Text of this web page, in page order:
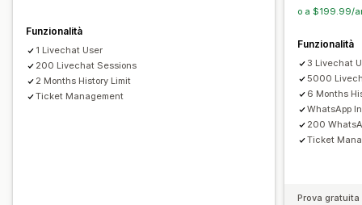
Messaggi di benvenuto
Funzionalità
1 Livechat User
200 Livechat Sessions
2 Months History Limit
Ticket Management
o a $199.99/
Funzionalità
3 Livechat
5000
6 Months
WhatsApp
200
Ticket
Prova gratuita